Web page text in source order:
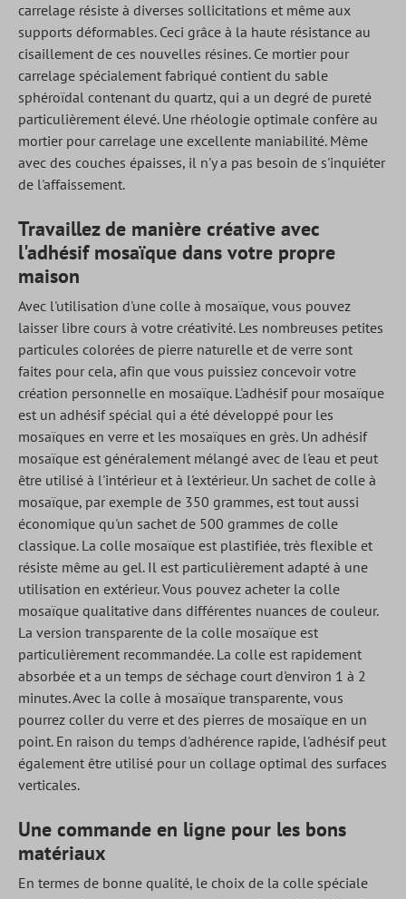
carrelage résiste à diverses sollicitations et même aux
supports déformables. Ceci grâce à la haute résistance au
cisaillement de ces nouvelles résines. Ce mortier pour
carrelage spécialement fabriqué contient du sable
sphéroïdal contenant du quartz, qui a un degré de pureté
particulièrement élevé. Une rhéologie optimale confère au
mortier pour carrelage une excellente maniabilité. Même
avec des couches épaisses, il n'y a pas besoin de s'inquiéter
de l'affaissement.
Travaillez de manière créative avec
l'adhésif mosaïque dans votre propre
maison
Avec l'utilisation d'une colle à mosaïque, vous pouvez
laisser libre cours à votre créativité. Les nombreuses petites
particules colorées de pierre naturelle et de verre sont
faites pour cela, afin que vous puissiez concevoir votre
création personnelle en mosaïque. L'adhésif pour mosaïque
est un adhésif spécial qui a été développé pour les
mosaïques en verre et les mosaïques en grès. Un adhésif
mosaïque est généralement mélangé avec de l'eau et peut
être utilisé à l'intérieur et à l'extérieur. Un sachet de colle à
mosaïque, par exemple de 350 grammes, est tout aussi
économique qu'un sachet de 500 grammes de colle
classique. La colle mosaïque est plastifiée, très flexible et
résiste même au gel. Il est particulièrement adapté à une
utilisation en extérieur. Vous pouvez acheter la colle
mosaïque qualitative dans différentes nuances de couleur.
La version transparente de la colle mosaïque est
particulièrement recommandée. La colle est rapidement
absorbée et a un temps de séchage court d'environ 1 à 2
minutes. Avec la colle à mosaïque transparente, vous
pourrez coller du verre et des pierres de mosaïque en un
point. En raison du temps d'adhérence rapide, l'adhésif peut
également être utilisé pour un collage optimal des surfaces
verticales.
Une commande en ligne pour les bons
matériaux
En termes de bonne qualité, le choix de la colle spéciale